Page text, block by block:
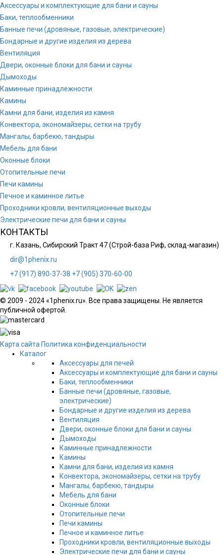
Аксессуары и комплектующие для бани и сауны
Баки, теплообменники
Банные печи (дровяные, газовые, электрические)
Бондарные и другие изделия из дерева
Вентиляция
Двери, оконные блоки для бани и сауны
Дымоходы
Каминные принадлежности
Камины
Камни для бани, изделия из камня
Конвектора, экономайзеры, сетки на трубу
Мангалы, барбекю, тандыры
Мебель для бани
Оконные блоки
Отопительные печи
Печи камины
Печное и каминное литье
Проходники кровли, вeнтиляционные выходы
Электрические печи для бани и сауны
КОНТАКТЫ
г. Казань, Сибирский Тракт 47 (Строй-база Риф, склад-магазин)
dir@1phenix.ru
+7 (917) 890-37-38 +7 (905) 370-60-00
© 2009 - 2024 «1phenix.ru». Все права защищены. Не является
публичной офертой.
Карта сайта Политика конфиденциальности
Каталог
Аксессуары для печей
Аксессуары и комплектующие для бани и сауны
Баки, теплообменники
Банные печи (дровяные, газовые,
электрические)
Бондарные и другие изделия из дерева
Вентиляция
Двери, оконные блоки для бани и сауны
Дымоходы
Каминные принадлежности
Камины
Камни для бани, изделия из камня
Конвектора, экономайзеры, сетки на трубу
Мангалы, барбекю, тандыры
Мебель для бани
Оконные блоки
Отопительные печи
Печи камины
Печное и каминное литье
Проходники кровли, вeнтиляционные выходы
Электрические печи для бани и сауны